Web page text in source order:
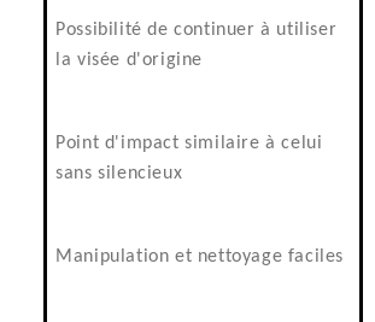
Possibilité de continuer à utiliser
la visée d'origine
Point d'impact similaire à celui
sans silencieux
Manipulation et nettoyage faciles